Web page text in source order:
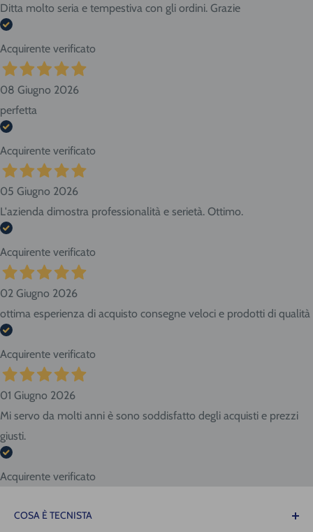
Ditta molto seria e tempestiva con gli ordini. Grazie
Acquirente verificato
08 Giugno 2026
perfetta
Acquirente verificato
05 Giugno 2026
L'azienda dimostra professionalità e serietà. Ottimo.
Acquirente verificato
02 Giugno 2026
ottima esperienza di acquisto consegne veloci e prodotti di qualità
Acquirente verificato
01 Giugno 2026
Mi servo da molti anni è sono soddisfatto degli acquisti e prezzi
giusti.
Acquirente verificato
COSA È TECNISTA